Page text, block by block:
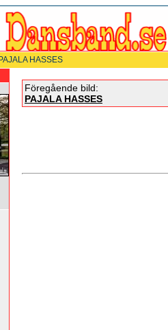
HASSES
Föregående bild:
PAJALA HASSES